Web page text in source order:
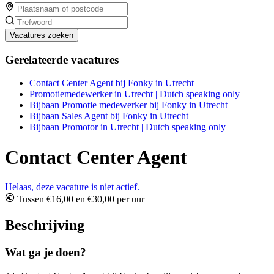
Vacatures zoeken
Gerelateerde vacatures
Contact Center Agent bij Fonky in Utrecht
Promotiemedewerker in Utrecht | Dutch speaking only
Bijbaan Promotie medewerker bij Fonky in Utrecht
Bijbaan Sales Agent bij Fonky in Utrecht
Bijbaan Promotor in Utrecht | Dutch speaking only
Contact Center Agent
Helaas, deze vacature is niet actief.
Tussen €16,00 en €30,00 per uur
Beschrijving
Wat ga je doen?